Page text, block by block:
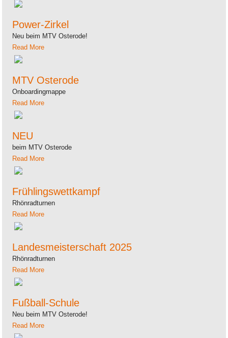
Power-Zirkel
Neu beim MTV Osterode!
Read More
MTV Osterode
Onboardingmappe
Read More
NEU
beim MTV Osterode
Read More
Frühlingswettkampf
Rhönradturnen
Read More
Landesmeisterschaft 2025
Rhönradturnen
Read More
Fußball-Schule
Neu beim MTV Osterode!
Read More